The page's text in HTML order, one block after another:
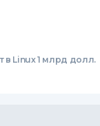
в Linux 1 млрд долл.